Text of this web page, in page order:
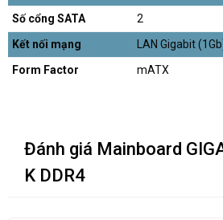
Số cổng SATA
2
Kết nối mạng
LAN Gigabit
Form Factor
mATX
Đánh giá Mainboard
K DDR4